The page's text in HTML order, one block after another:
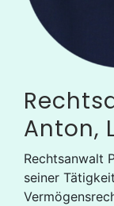
Anton,
Rechtsanwalt
seiner